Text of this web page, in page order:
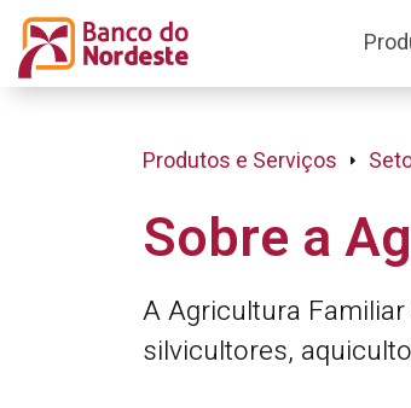
Produtos e Serviços
Sobre a
A Agricultura
silvicultores,